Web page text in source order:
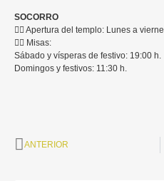
SOCORRO
👉🏼 Apertura del templo: Lunes a
👉🏼 Misas:
Sábado y vísperas de festivo: 19:00 h.
Domingos y festivos: 11:30 h.
ANTERIOR